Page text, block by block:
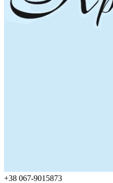
+38 067-9015873